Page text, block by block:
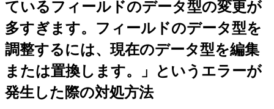
ているフィールドのデータ型の変更が
多すぎます。フィールドのデータ型を
調整するには、現在のデータ型を編集
または置換します。」というエラーが
発生した際の対処方法